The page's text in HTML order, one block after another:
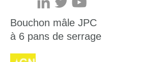
Bouchon mâle JPC
à 6 pans de serrage